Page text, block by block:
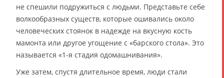
не спешили подружиться с людьми. Представьте себе
волкообразных существ, которые ошивались около
человеческих стоянок в надежде на вкусную кость
мамонта или другое угощение с «барского стола». Это
называется «1-я стадия одомашнивания».
Уже затем, спустя длительное время, люди стали